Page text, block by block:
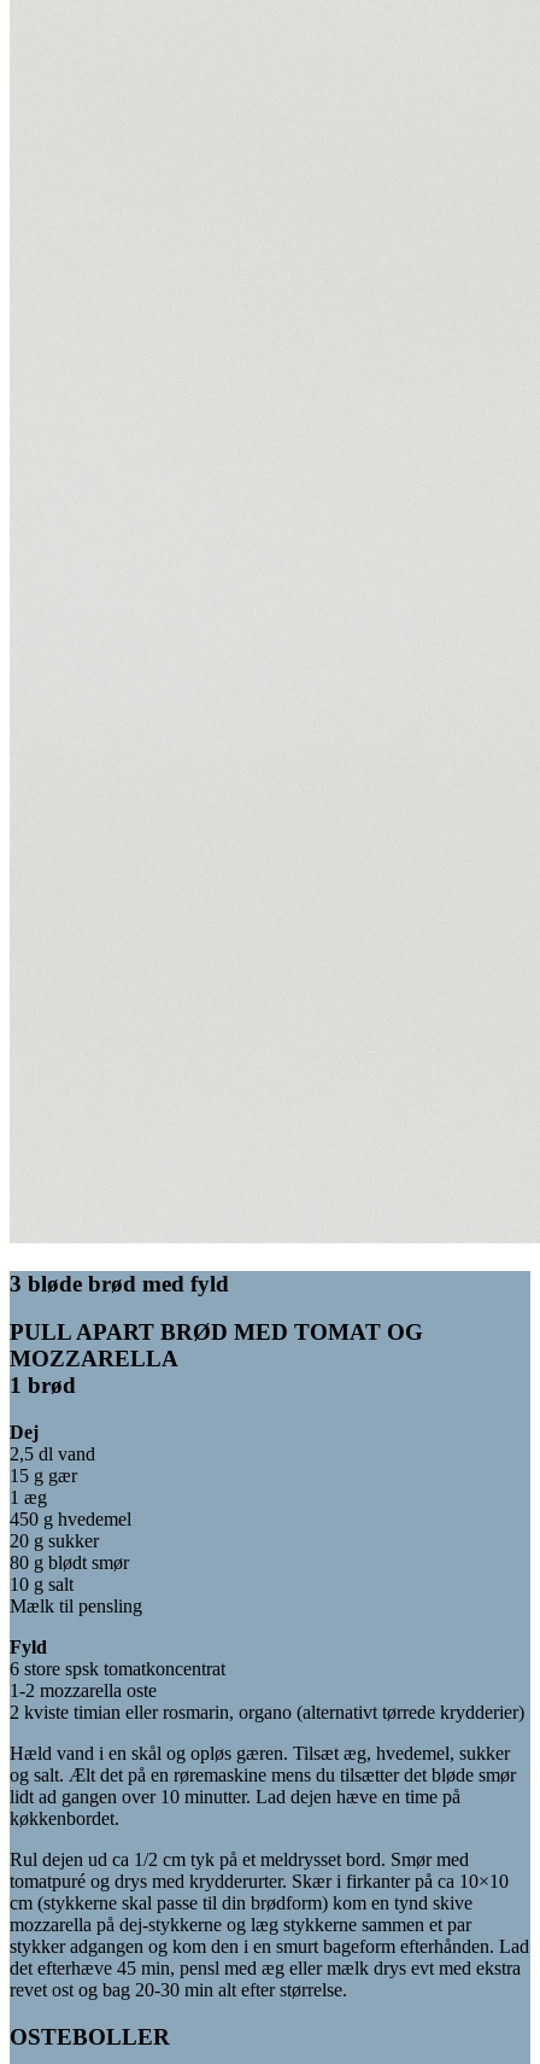
3 bløde brød med fyld
PULL APART BRØD MED TOMAT OG
MOZZARELLA
1 brød
Dej
2,5 dl vand
15 g gær
1 æg
450 g hvedemel
20 g sukker
80 g blødt smør
10 g salt
Mælk til pensling
Fyld
6 store spsk tomatkoncentrat
1-2 mozzarella oste
2 kviste timian eller rosmarin, organo (alternativt tørrede krydderier)
Hæld vand i en skål og opløs gæren. Tilsæt æg, hvedemel, sukker
og salt. Ælt det på en røremaskine mens du tilsætter det bløde smør
lidt ad gangen over 10 minutter. Lad dejen hæve en time på
køkkenbordet.
Rul dejen ud ca 1/2 cm tyk på et meldrysset bord. Smør med
tomatpuré og drys med krydderurter. Skær i firkanter på ca 10×10
cm (stykkerne skal passe til din brødform) kom en tynd skive
mozzarella på dej-stykkerne og læg stykkerne sammen et par
stykker adgangen og kom den i en smurt bageform efterhånden. Lad
det efterhæve 45 min, pensl med æg eller mælk drys evt med ekstra
revet ost og bag 20-30 min alt efter størrelse.
OSTEBOLLER